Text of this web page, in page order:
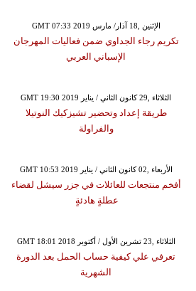
GMT 07:33 2019 الإثنين ,18 آذار/ مارس
تكريم رجاء الجداوي ضمن فعاليات المهرجان
الإسباني العربي
GMT 19:30 2019 الثلاثاء ,29 كانون الثاني / يناير
طريقة إعداد وتحضير تشيزكيك النوتيلا
والفراولة
GMT 10:53 2019 الأربعاء ,02 كانون الثاني / يناير
أفخم منتجعات للعائلات في جزر سيشل لقضاء
عطلةٍ هادئةٍ
GMT 18:01 2018 الثلاثاء ,23 تشرين الأول / أكتوبر
تعرفي علي كيفية حساب الحمل بعد الدورة
الشهرية